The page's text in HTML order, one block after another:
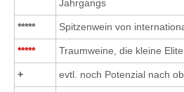
Jahrgangs
***** Spitzenwein von
***** Traumweine, die kleine Elite
+ evtl. noch Potenzial nach